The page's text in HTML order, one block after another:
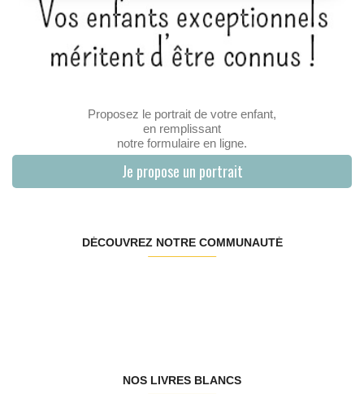
Proposez le portrait de votre enfant,
en remplissant
notre formulaire en ligne.
Je propose un portrait
DÉCOUVREZ NOTRE COMMUNAUTÉ
NOS LIVRES BLANCS